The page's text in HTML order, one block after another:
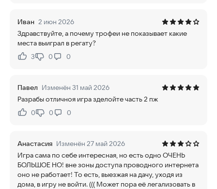
Иван 2 июн 2026
Здравствуйте, а почему трофеи не показывает какие
места выиграл в регату?
Нравится:
3Не нравится:
0 0
Павел Изменён 31 май 2026
Разрабы отличноя игра зделойте часть 2 пж
Нравится:
0Не нравится:
0 0
Анастасия Изменён 27 май 2026
Игра сама по себе интересная, но есть одно ОЧЕНЬ
БОЛЬШОЕ НО! вне зоны доступа проводного интернета
оно не работает! То есть, выезжая на дачу, уходя из
дома, в игру не войти. ((( Может пора её легализовать в